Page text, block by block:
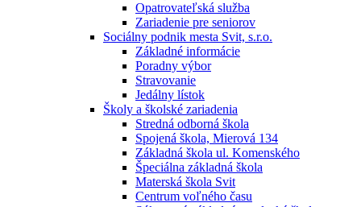
Opatrovateľská služba
Zariadenie pre seniorov
Sociálny podnik mesta Svit, s.r.o.
Základné informácie
Poradny výbor
Stravovanie
Jedálny lístok
Školy a školské zariadenia
Stredná odborná škola
Spojená škola, Mierová 134
Základná škola ul. Komenského
Špeciálna základná škola
Materská škola Svit
Centrum voľného času